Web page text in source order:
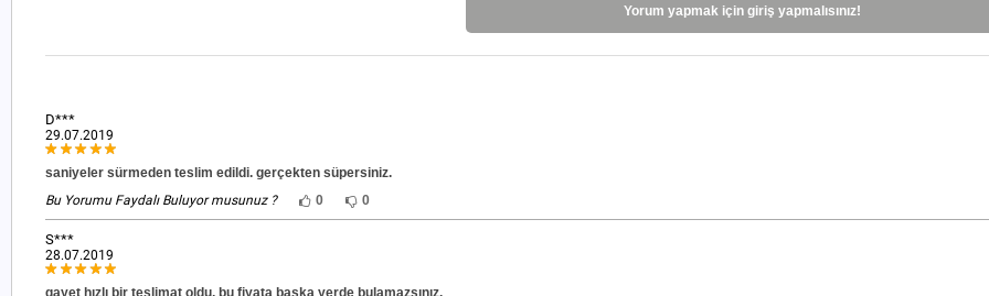
Yorum yapmak için giriş yapmalısınız!
D***
29.07.2019
saniyeler sürmeden teslim edildi. gerçekten süpersiniz.
Bu Yorumu Faydalı Buluyor musunuz ?
0 0
S***
28.07.2019
gayet hızlı bir teslimat oldu, bu fiyata başka yerde bulamazsınız.